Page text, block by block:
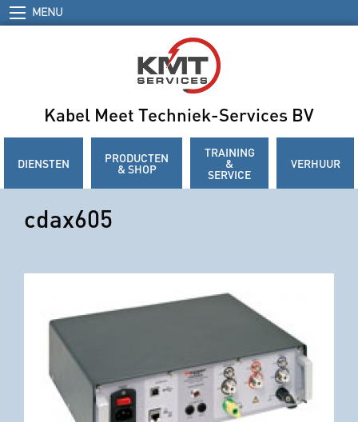
MENU
Kabel Meet Techniek-Services BV
DIENSTEN PRODUCTEN
& SHOP
TRAINING
&
SERVICE
VERHUUR
cdax605